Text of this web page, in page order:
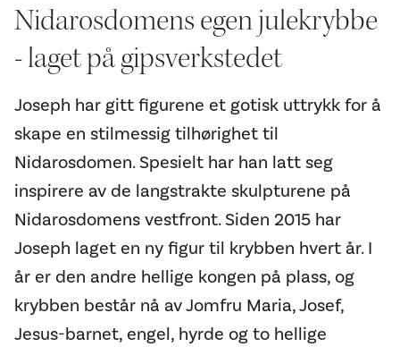
Nidarosdomens egen julekrybbe
- laget på gipsverkstedet
Joseph har gitt figurene et gotisk uttrykk for å
skape en stilmessig tilhørighet til
Nidarosdomen. Spesielt har han latt seg
inspirere av de langstrakte skulpturene på
Nidarosdomens vestfront. Siden 2015 har
Joseph laget en ny figur til krybben hvert år. I
år er den andre hellige kongen på plass, og
krybben består nå av Jomfru Maria, Josef,
Jesus-barnet, engel, hyrde og to hellige